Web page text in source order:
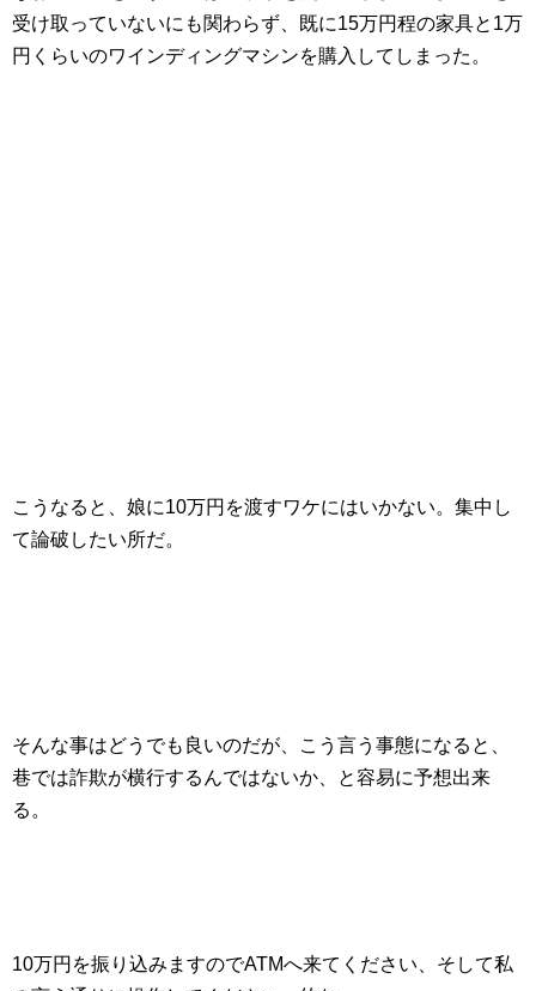
受け取っていないにも関わらず、既に15万円程の家具と1万
円くらいのワインディングマシンを購入してしまった。
こうなると、娘に10万円を渡すワケにはいかない。集中し
て論破したい所だ。
そんな事はどうでも良いのだが、こう言う事態になると、
巷では詐欺が横行するんではないか、と容易に予想出来
る。
10万円を振り込みますのでATMへ来てください、そして私